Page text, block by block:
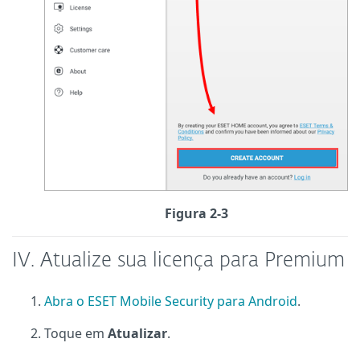
Figura 2-3
IV. Atualize sua licença para Premium
Abra o ESET Mobile Security para Android.
Toque em Atualizar.